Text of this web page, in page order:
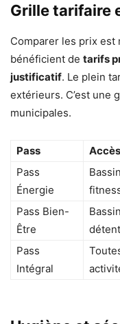
Grille tarifaire
Comparer les prix est
bénéficient de tarifs
justificatif. Le plein
extérieurs. C’est une
municipales.
Pass
Pass
Énergie
Pass Bien-
Être
Pass
Intégral